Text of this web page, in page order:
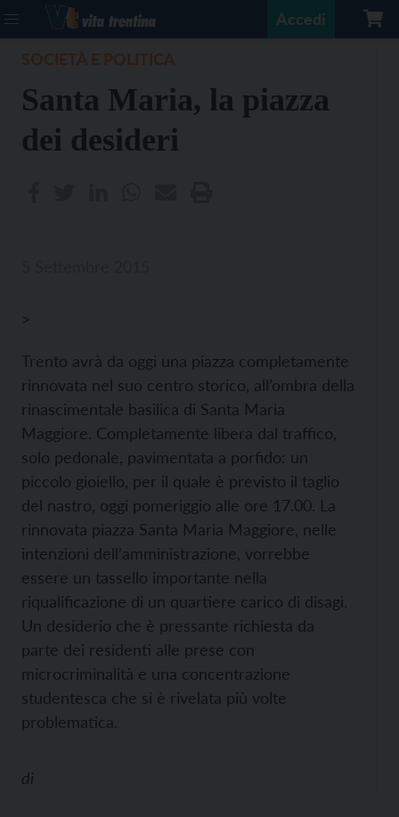
Accedi
Santa Maria, la piazza
dei desideri
>
Trento avrà da oggi una piazza completamente
rinnovata nel suo centro storico, all’ombra della
rinascimentale basilica di Santa Maria
Maggiore. Completamente libera dal traffico,
solo pedonale, pavimentata a porfido: un
piccolo gioiello, per il quale è previsto il taglio
del nastro, oggi pomeriggio alle ore 17.00. La
rinnovata piazza Santa Maria Maggiore, nelle
intenzioni dell’amministrazione, vorrebbe
essere un tassello importante nella
riqualificazione di un quartiere carico di disagi.
Un desiderio che è pressante richiesta da
parte dei residenti alle prese con
microcriminalità e una concentrazione
studentesca che si è rivelata più volte
problematica.
di